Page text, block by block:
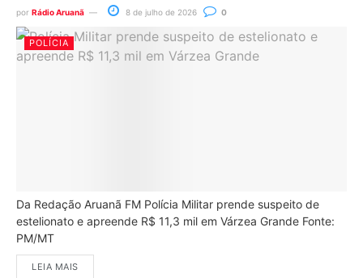
por Rádio Aruanã 8 de julho de 2026 0
POLÍCIA
Da Redação Aruanã FM Polícia Militar prende suspeito de
estelionato e apreende R$ 11,3 mil em Várzea Grande Fonte:
PM/MT
LEIA MAIS